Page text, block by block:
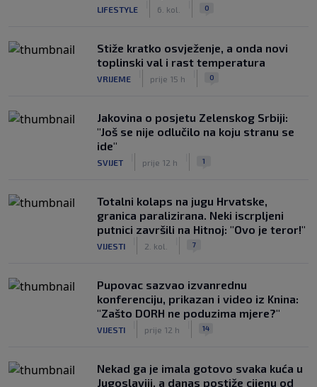
LIFESTYLE 6. kol. 0
Stiže kratko osvježenje, a onda novi
toplinski val i rast temperatura
VRIJEME prije 15 h 0
Jakovina o posjetu Zelenskog Srbiji:
"Još se nije odlučilo na koju stranu se
ide"
SVIJET prije 12 h 1
Totalni kolaps na jugu Hrvatske,
granica paralizirana. Neki iscrpljeni
putnici završili na Hitnoj: "Ovo je teror!"
VIJESTI 2. kol. 7
Pupovac sazvao izvanrednu
konferenciju, prikazan i video iz Knina:
"Zašto DORH ne poduzima mjere?"
VIJESTI prije 12 h 14
Nekad ga je imala gotovo svaka kuća u
Jugoslaviji, a danas postiže cijenu od